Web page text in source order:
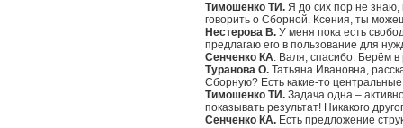
Тимошенко ТИ. Я до сих пор не знаю,
говорить о Сборной. Ксения, ты
Нестерова В. У меня пока есть
предлагаю его в пользование для
Сенченко КА. Валя, спасибо. Берём
Туранова О. Татьяна Ивановна,
Сборную? Есть какие-то
Тимошенко ТИ. Задача одна –
показывать результат! Никакого
Сенченко КА. Есть предложение